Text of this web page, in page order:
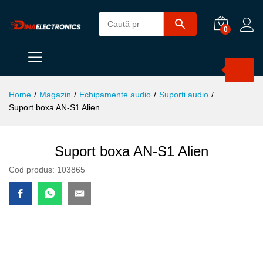
0
Home / Magazin / Echipamente audio / Suporti audio /
Suport boxa AN-S1 Alien
Suport boxa AN-S1 Alien
Cod produs: 103865